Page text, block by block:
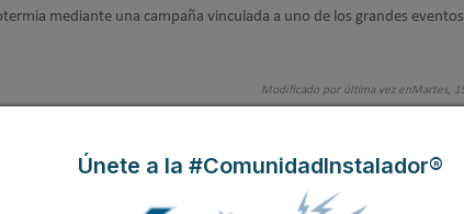
mediante una campaña vinculada a uno de los grandes
Modificado por última vez enMartes,
Únete a la #ComunidadInstalador®